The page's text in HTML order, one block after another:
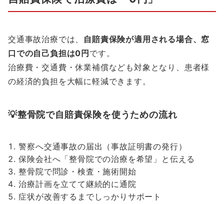
交通事故治療では、 自賠責保険が適用される場合、窓
口での自己負担は0円 です。
治療費・交通費・休業補償なども対象となり、患者様
の経済的負担を大幅に軽減できます。
💡整骨院で自賠責保険を使うための流れ
警察へ交通事故の届出（事故証明書の発行）
保険会社へ「整骨院での治療を希望」と伝える
整骨院で問診・検査・施術開始
治療計画を立てて継続的に通院
症状が改善するまでしっかりサポート